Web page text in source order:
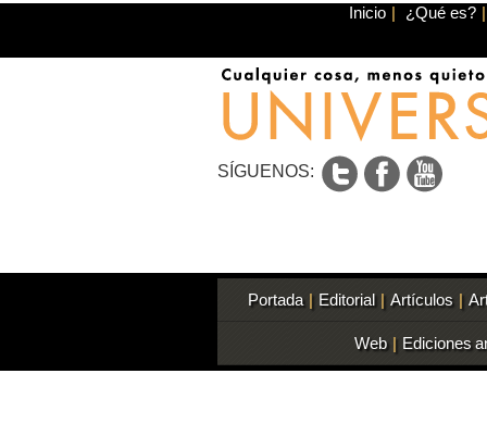
Inicio | ¿Qué es? |
SÍGUENOS:
Portada | Editorial | Artículos |
Web | Ediciones